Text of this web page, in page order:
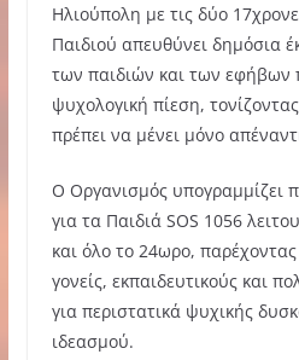
Ηλιούπολη με τις δύο
Παιδιού απευθύνει δημόσια
των παιδιών και των εφήβων
ψυχολογική πίεση,
πρέπει να μένει μόνο
Ο Οργανισμός υπογραμμίζει
για τα Παιδιά SOS 1056
και όλο το 24ωρο,
γονείς, εκπαιδευτικούς και
για περιστατικά ψυχικής
ιδεασμού.